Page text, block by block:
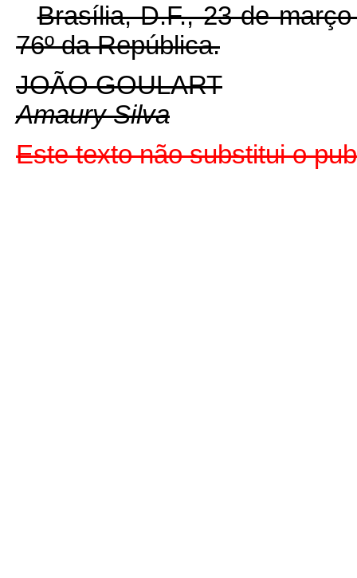
Brasília, D.F., 23 de
76º da República.
JOÃO GOULART
Amaury Silva
Este texto não substitui o